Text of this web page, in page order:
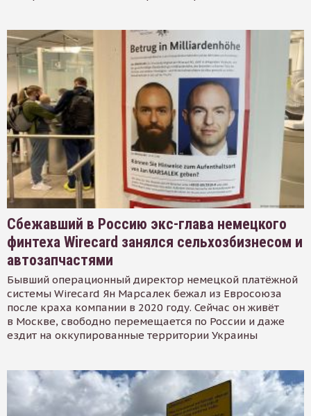
Сбежавший в Россию экс-глава немецкого
финтеха Wirecard занялся сельхозбизнесом и
автозапчастями
Бывший операционный директор немецкой платёжной
системы Wirecard Ян Марсалек бежал из Евросоюза
после краха компании в 2020 году. Сейчас он живёт
в Москве, свободно перемещается по России и даже
ездит на оккупированные территории Украины